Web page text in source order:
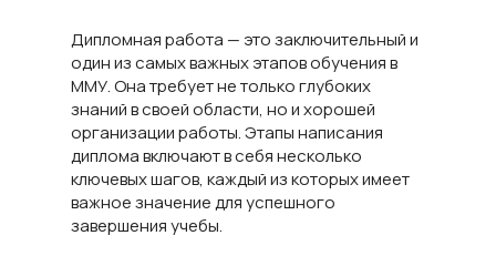
Дипломная работа — это заключительный и
один из самых важных этапов обучения в
ММУ. Она требует не только глубоких
знаний в своей области, но и хорошей
организации работы. Этапы написания
диплома включают в себя несколько
ключевых шагов, каждый из которых имеет
важное значение для успешного
завершения учебы.